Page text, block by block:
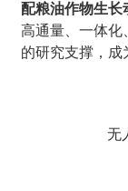
配粮油作物生长
高通量、一体化
的研究支撑，成
无